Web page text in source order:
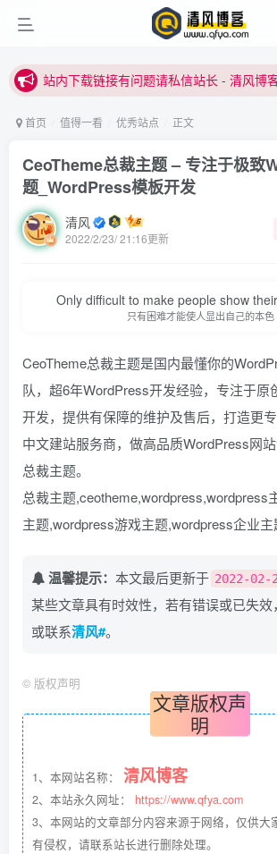
站内下载链接有问题请私信站长 - 清风博客
站内下载链接有问题请私信站长 - 清风博
首页 值得一看 优秀站点 正文
CeoTheme总裁主题 – 专注于极致
题_WordPress模板开发
清风
2022/2/23/ 21:16更新
Only difficult to make people show
只有困难才能使人显出自己的本色
CeoTheme总裁主题是国内最懂你的
队，超6年WordPress开发经验，专注于原
开发，提供有保障的维护及售后，打造更
中文建站服务商，做高品质WordPress网
总裁主题。
总裁主题,ceotheme,wordpress,wordpress
主题,wordpress游戏主题,wordpress企业主
温馨提示： 本文最后更新于 2022-02-
某些文章具有时效性，若有错误或已失效
或联系清风#。
© 版权声明
文章版权声
明
1、本网站名称： 清风博客
2、本站永久网址： https://www.qfya.com
3、本网站的文章部分内容来源于网络，仅供大
有侵权，请联系站长进行删除处理。